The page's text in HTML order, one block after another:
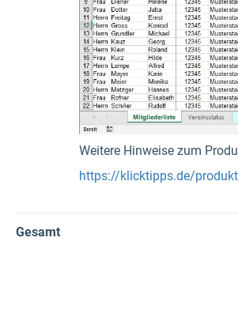
Weitere Hinweise zum
https://klicktipps.de/
Gesamt